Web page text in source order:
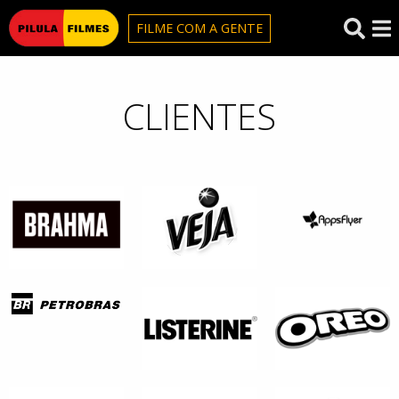
Pilula Filmes
FILME COM A GENTE
CLIENTES